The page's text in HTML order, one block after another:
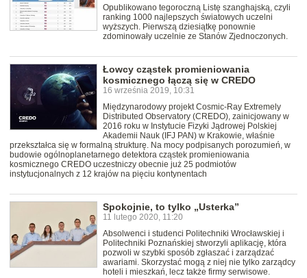
Opublikowano tegoroczną Listę szanghajską, czyli
ranking 1000 najlepszych światowych uczelni
wyższych. Pierwszą dziesiątkę ponownie
zdominowały uczelnie ze Stanów Zjednoczonych.
Łowcy cząstek promieniowania
kosmicznego łączą się w CREDO
16 września 2019, 10:31
Międzynarodowy projekt Cosmic-Ray Extremely
Distributed Observatory (CREDO), zainicjowany w
2016 roku w Instytucie Fizyki Jądrowej Polskiej
Akademii Nauk (IFJ PAN) w Krakowie, właśnie
przekształca się w formalną strukturę. Na mocy podpisanych porozumień, w
budowie ogólnoplanetarnego detektora cząstek promieniowania
kosmicznego CREDO uczestniczy obecnie już 25 podmiotów
instytucjonalnych z 12 krajów na pięciu kontynentach
Spokojnie, to tylko „Usterka”
11 lutego 2020, 11:20
Absolwenci i studenci Politechniki Wrocławskiej i
Politechniki Poznańskiej stworzyli aplikację, która
pozwoli w szybki sposób zgłaszać i zarządzać
awariami. Skorzystać mogą z niej nie tylko zarządcy
hoteli i mieszkań, lecz także firmy serwisowe.